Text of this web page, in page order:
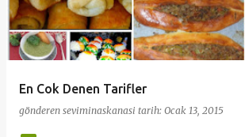
En Cok Denen Tarifler
gönderen seviminaskanasi tarih: Ocak 13, 2015